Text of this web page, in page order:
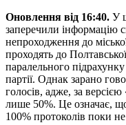
Оновлення від 16:40. У
заперечили інформацію
непроходження до
проходять до
паралельного
партії. Однак зарано
голосів, адже, за
лише 50%. Це означає,
100% протоколів поки не